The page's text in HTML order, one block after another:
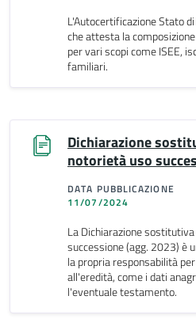
L'Autocertificazione Stato
che attesta la
per vari scopi come ISEE,
familiari.
Dichiarazione
notorietà uso
DATA PUBBLICAZIONE
11/07/2024
La Dichiarazione
successione (agg. 2023) è
la propria responsabilità
all'eredità, come i dati
l'eventuale testamento.